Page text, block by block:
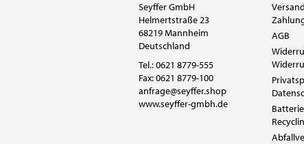
Seyffer GmbH
Helmertstraße 23
68219 Mannheim
Deutschland
Tel.:0621 8779-555
Fax: 0621 8779-100
anfrage@seyffer.shop
www.seyffer-gmbh.de
AGB